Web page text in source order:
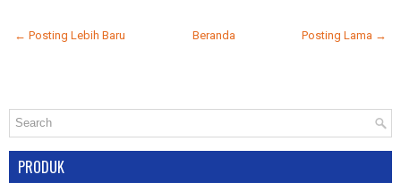
← Posting Lebih Baru Posting Lama →
Beranda
PRODUK